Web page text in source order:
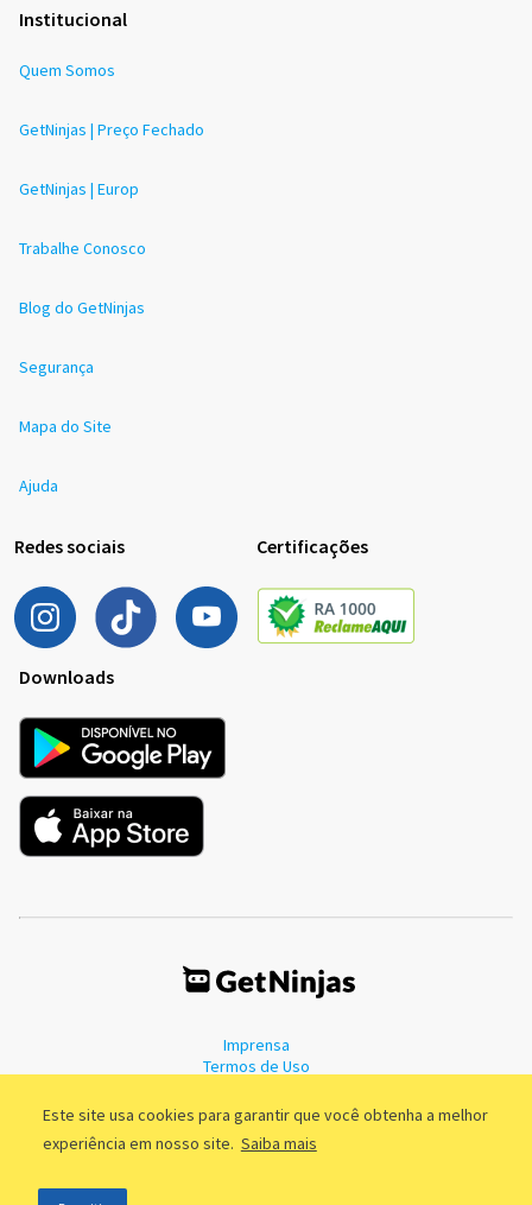
Este site usa cookies para garantir que você obtenha a melhor
experiência em nosso site. Saiba mais
Institucional
Quem Somos
GetNinjas | Preço Fechado
GetNinjas | Europ
Trabalhe Conosco
Blog do GetNinjas
Segurança
Mapa do Site
Ajuda
Redes sociais Certificações
Downloads
Imprensa
Termos de Uso
©2011 - 2026, GetNinjas LTDA. CNPJ 55.744.877/0001-89 - Rua Dr.